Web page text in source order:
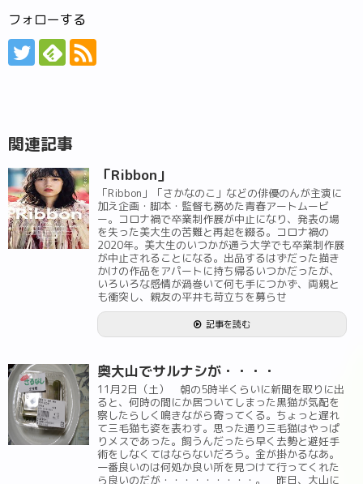
フォローする
関連記事
「Ribbon」
「Ribbon」「さかなのこ」などの俳優のんが主演に
加え企画・脚本・監督も務めた青春アートムービ
ー。コロナ禍で卒業制作展が中止になり、発表の場
を失った美大生の苦難と再起を綴る。コロナ禍の
2020年。美大生のいつかが通う大学でも卒業制作展
が中止されることになる。出品するはずだった描き
かけの作品をアパートに持ち帰るいつかだったが、
いろいろな感情が渦巻いて何も手につかず、両親と
も衝突し、親友の平井も苛立ちを募らせ
記事を読む
奥大山でサルナシが・・・・
11月2日（土） 朝の5時半くらいに新聞を取りに出
ると、何時の間にか居ついてしまった黒猫が気配を
察したらしく鳴きながら寄ってくる。ちょっと遅れ
て三毛猫も姿を表わす。思った通り三毛猫はやっぱ
りメスであった。飼うんだったら早く去勢と避妊手
術をしなくてはならないだろう。金が掛かるなあ。
一番良いのは何処か良い所を見つけて行ってくれた
ら良いのだが・・・・・・・・・。 昨日、大山に